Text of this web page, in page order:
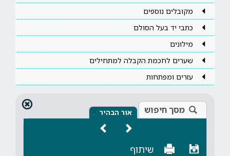
מקובלים נוספים
כתבי יד בעל הסולם
מילונים
שערים לחכמת הקבלה למתחילים
עזרים ומפתחות
מסך חיפוש אור הבהיר ×
שיתוף